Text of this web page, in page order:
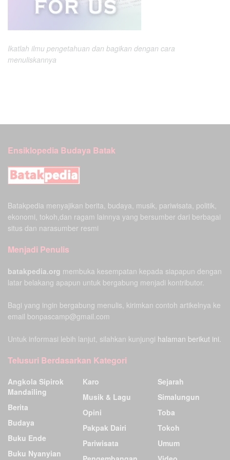
Ikatlah ilmu pengetahuan dan bagikan dengan cara
menuliskannya
Ensiklopedia Budaya Batak
Batakpedia menyajikan berita, budaya, musik, pariwisata, politik,
ekonomi, tokoh,dan ragam lainnya yang bersumber dari berbagai
situs dan narasumber resmi
Menjadi Penulis
batakpedia.org membuka kesempatan kepada siapapun dengan
latar belakang apapun untuk bergabung menjadi kontributor.
Bagi yang ingin bergabung menulis, kirimkan contoh artikelnya ke
email bonpascamp@gmail.com
Untuk informasi lebih lanjut, silahkan kunjungi halaman berikut ini.
Telusuri Berdasarkan Kategori
Angkola Sipirok
Mandailing
Berita
Budaya
Buku Ende
Buku Nyanyian
Karo
Musik & Lagu
Opini
Pakpak Dairi
Pariwisata
Sejarah
Simalungun
Toba
Tokoh
Umum